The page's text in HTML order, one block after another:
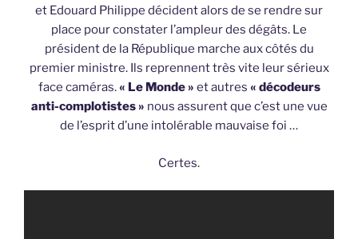
et Edouard Philippe décident alors de se rendre sur
place pour constater l’ampleur des dégâts. Le
président de la République marche aux côtés du
premier ministre. Ils reprennent très vite leur sérieux
face caméras.« Le Monde » et autres « décodeurs
anti-complotistes » nous assurent que c’est une vue
de l’esprit d’une intolérable mauvaise foi …
Certes.